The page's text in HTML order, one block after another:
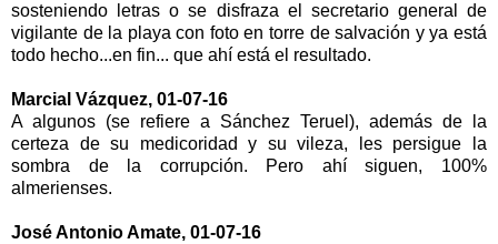
sosteniendo letras o se disfraza el secretario general de
vigilante de la playa con foto en torre de salvación y ya está
todo hecho...en fin... que ahí está el resultado.
Marcial Vázquez, 01-07-16
A algunos (se refiere a Sánchez Teruel), además de la
certeza de su medicoridad y su vileza, les persigue la
sombra de la corrupción. Pero ahí siguen, 100%
almerienses.
José Antonio Amate, 01-07-16